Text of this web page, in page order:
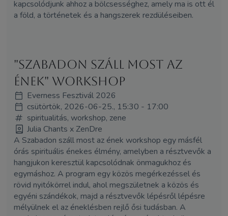
kapcsolódjunk ahhoz a bölcsességhez, amely ma is ott él
a föld, a történetek és a hangszerek rezdüléseiben.
"Szabadon száll most az
ének" workshop
Everness Fesztivál 2026
csütörtök, 2026-06-25., 15:30 - 17:00
spiritualitás, workshop, zene
Julia Chants x ZenDre
A Szabadon száll most az ének workshop egy másfél
órás spirituális énekes élmény, amelyben a résztvevők a
hangjukon keresztül kapcsolódnak önmagukhoz és
egymáshoz. A program egy közös megérkezéssel és
rövid nyitókörrel indul, ahol megszületnek a közös és
egyéni szándékok, majd a résztvevők lépésről lépésre
mélyülnek el az éneklésben rejlő ősi tudásban. A